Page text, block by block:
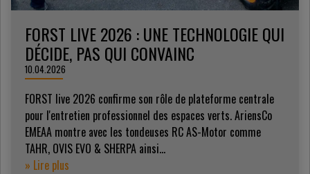
FORST LIVE 2026 : UNE TECHNOLOGIE QUI
DÉCIDE, PAS QUI CONVAINC
10.04.2026
FORST live 2026 confirme son rôle de plateforme centrale
pour l'entretien professionnel des espaces verts. AriensCo
EMEAA montre avec les tondeuses RC AS-Motor comme
TAHR, OVIS EVO & SHERPA ainsi...
» Lire plus